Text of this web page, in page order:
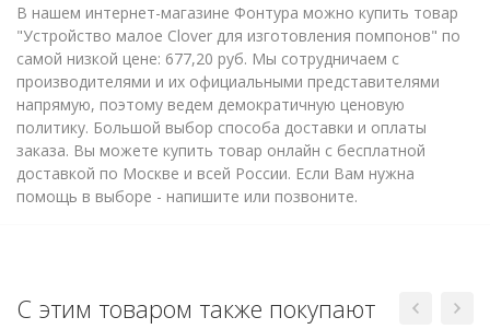
В нашем интернет-магазине Фонтура можно купить товар
"Устройство малое Clover для изготовления помпонов" по
самой низкой цене: 677,20 руб. Мы сотрудничаем с
производителями и их официальными представителями
напрямую, поэтому ведем демократичную ценовую
политику. Большой выбор способа доставки и оплаты
заказа. Вы можете купить товар онлайн с бесплатной
доставкой по Москве и всей России. Если Вам нужна
помощь в выборе - напишите или позвоните.
С этим товаром также покупают